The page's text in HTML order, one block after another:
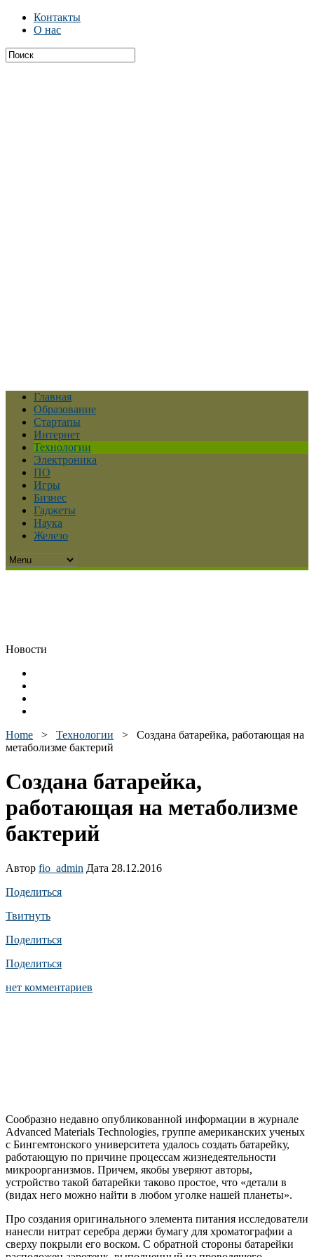
Контакты
О нас
Главная
Образование
Стартапы
Интернет
Технологии
Электроника
ПО
Игры
Бизнес
Гаджеты
Наука
Железо
Новости
Home > Технологии > Создана батарейка, работающая на
метаболизме бактерий
Создана батарейка,
работающая на метаболизме
бактерий
Автор fio_admin Дата 28.12.2016
Поделиться
Твитнуть
Поделиться
Поделиться
нет комментариев
Сообразно недавно опубликованной информации в журнале
Advanced Materials Technologies, группе американских ученых
с Бингемтонского университета удалось создать батарейку,
работающую по причине процессам жизнедеятельности
микроорганизмов. Причем, якобы уверяют авторы,
устройство такой батарейки таково простое, что «детали в
(видах него можно найти в любом уголке нашей планеты».
Про создания оригинального элемента питания исследователи
нанесли нитрат серебра держи бумагу для хроматографии а
сверху покрыли его воском. С обратной стороны батарейки